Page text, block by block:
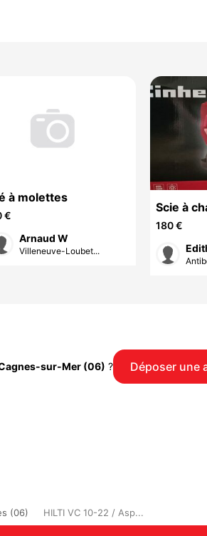
à molettes
€
Arnaud W
Villeneuve-Loubet...
Scie à
neuve
180 €
sur-Mer (06) ? Déposer une
(06) HILTI VC 10-22 / Asp...